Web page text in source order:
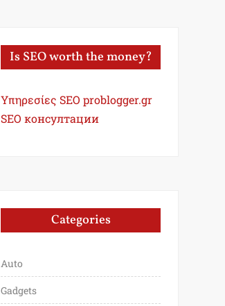
Is SEO worth the money?
Υπηρεσίες SEO problogger.gr
SEO консултации
Categories
Auto
Gadgets